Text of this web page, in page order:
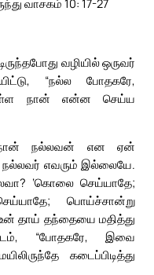
வழியில் ஒருவர்
“நல்ல போதகரே,
நான் என்ன செய்ய
நல்லவன் என ஏன்
நல்லவர் எவரும் இல்லையே.
‘கொலை செய்யாதே;
பொய்ச்சான்று
தாய் தந்தையை மதித்து
“போதகரே, இவை
கடைப்பிடித்து